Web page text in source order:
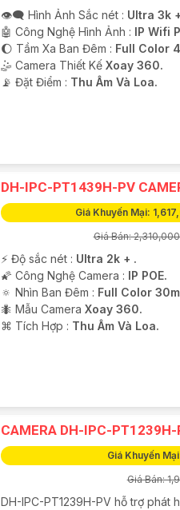
👁️‍🗨 Hình Ảnh Sắc nét : Ultra 3k
🤖️ Công Nghệ Hình Ảnh :
IP Wifi
🌔 Tầm Xa Ban Đêm : Full Color
🤹 Camera Thiết Kế Xoay 360.
️📡 Đặt Điểm : Thu Âm Và Loa.
DH-IPC-PT1439H-PV
Giá Khuyến Mại:
Giá Bán:
️⚡ Độ sắc nét : Ultra 2k + .
🌠 Công Nghệ Camera : IP POE.
🔅 Nhìn Ban Đêm : Full Color
🐜 Mẫu Camera Xoay 360.
️⌘ Tích Hợp : Thu Âm Và Loa.
CAMERA DH-IPC-
Giá Khuyến
Giá Bán:
DH-IPC-PT1239H-PV hỗ trợ phát